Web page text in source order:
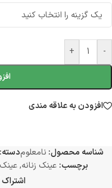
-
+
افزودن به علاقه مندی
شناسه محصول: نامعلومدسته:
برچسب: عینک زنانه,